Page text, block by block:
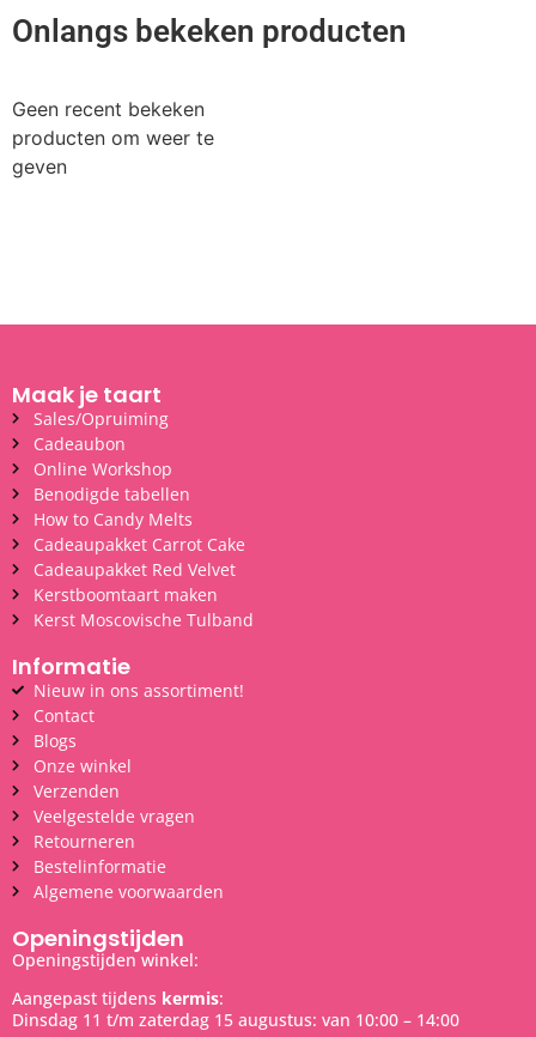
Onlangs bekeken producten
Geen recent bekeken
producten om weer te
geven
Maak je taart
Sales/Opruiming
Cadeaubon
Online Workshop
Benodigde tabellen
How to Candy Melts
Cadeaupakket Carrot Cake
Cadeaupakket Red Velvet
Kerstboomtaart maken
Kerst Moscovische Tulband
Informatie
Nieuw in ons assortiment!
Contact
Blogs
Onze winkel
Verzenden
Veelgestelde vragen
Retourneren
Bestelinformatie
Algemene voorwaarden
Openingstijden
Openingstijden winkel:
Aangepast tijdens kermis:
Dinsdag 11 t/m zaterdag 15 augustus: van 10:00 – 14:00